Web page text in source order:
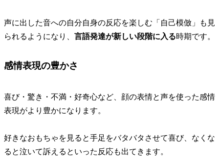
声に出した音への自分自身の反応を楽しむ「自己模倣」も見
られるようになり
言語発達が新しい段階に入る時期です。
感情表現の豊かさ
喜び・驚き・不満・好奇心など、顔の表情と声を使った感情
表現がより豊かになります。
好きなおもちゃを見ると手足をバタバタさせて喜び、なくな
ると泣いて訴えるといった反応も出てきます。